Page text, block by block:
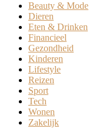
Beauty & Mode
Dieren
Eten & Drinken
Financieel
Gezondheid
Kinderen
Lifestyle
Reizen
Sport
Tech
Wonen
Zakelijk